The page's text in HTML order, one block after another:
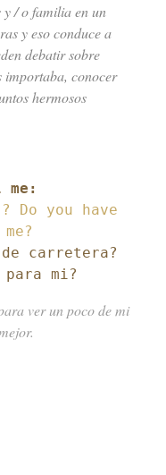
y / o familia en un
y eso conduce a
debatir sobre
importaba, conocer
hermosos
Do you have
carretera?
mi?
ver un poco de mi